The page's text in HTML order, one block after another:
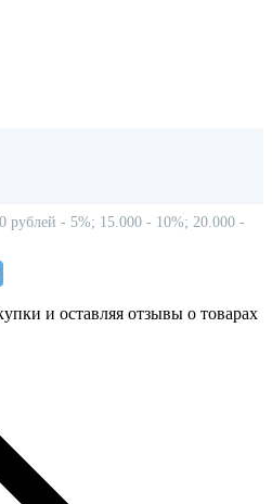
рублей - 5%; 15.000 - 10%; 20.000 -
и оставляя отзывы о товарах